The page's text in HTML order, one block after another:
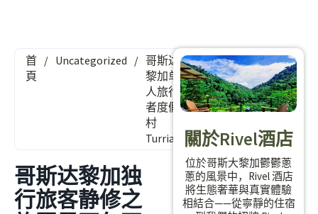
首
頁
/ Uncategorized / 哥斯达
黎加单
人旅行
者度假
村
Turrialba
哥斯达黎加独
行旅客静修之
關於Rivel酒店
位於哥斯大黎加鬱鬱蔥
蔥的風景中，Rivel 酒店
將生態奢華與真實體驗
相結合——從寧靜的住宿